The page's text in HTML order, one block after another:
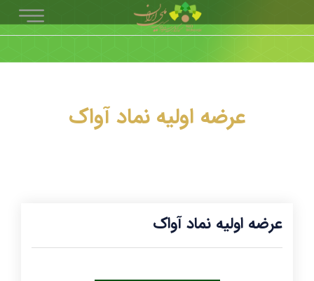
عرضه اولیه نماد آواک
عرضه اولیه نماد آواک